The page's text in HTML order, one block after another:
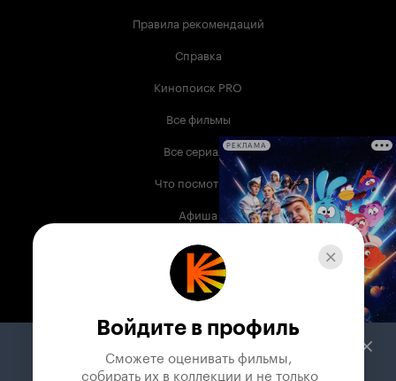
Правила рекомендаций
Справка
Кинопоиск PRO
Все фильмы
Все сериалы
Что посмотреть
Афиша
Музыка
Телепрограмма
Служба поддержки
РЕКЛАМА
Войдите в профиль
Сможете оценивать фильмы,
собирать их в коллекции и не только